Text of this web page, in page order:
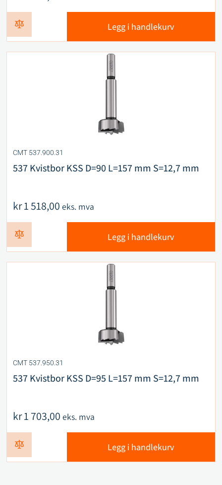
Legg i handlekurv
CMT 537.900.31
537 Kvistbor KSS D=90 L=157 mm S=12,7 mm
kr1 518,00 eks. mva
Legg i handlekurv
CMT 537.950.31
537 Kvistbor KSS D=95 L=157 mm S=12,7 mm
kr1 703,00 eks. mva
Legg i handlekurv